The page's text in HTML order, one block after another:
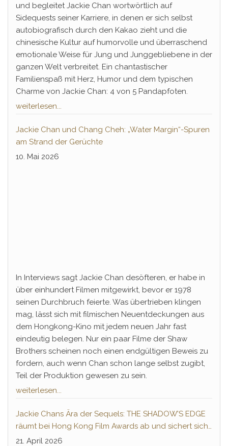
und begleitet Jackie Chan wortwörtlich auf
Sidequests seiner Karriere, in denen er sich selbst
autobiografisch durch den Kakao zieht und die
chinesische Kultur auf humorvolle und überraschend
emotionale Weise für Jung und Junggebliebene in der
ganzen Welt verbreitet. Ein chantastischer
Familienspaß mit Herz, Humor und dem typischen
Charme von Jackie Chan: 4 von 5 Pandapfoten.
weiterlesen...
Jackie Chan und Chang Cheh: „Water Margin“-Spuren
am Strand der Gerüchte
10. Mai 2026
In Interviews sagt Jackie Chan desöfteren, er habe in
über einhundert Filmen mitgewirkt, bevor er 1978
seinen Durchbruch feierte. Was übertrieben klingen
mag, lässt sich mit filmischen Neuentdeckungen aus
dem Hongkong-Kino mit jedem neuen Jahr fast
eindeutig belegen. Nur ein paar Filme der Shaw
Brothers scheinen noch einen endgültigen Beweis zu
fordern, auch wenn Chan schon lange selbst zugibt,
Teil der Produktion gewesen zu sein.
weiterlesen...
Jackie Chans Ära der Sequels: THE SHADOW’S EDGE
räumt bei Hong Kong Film Awards ab und sichert sich
Fortsetzung
21. April 2026